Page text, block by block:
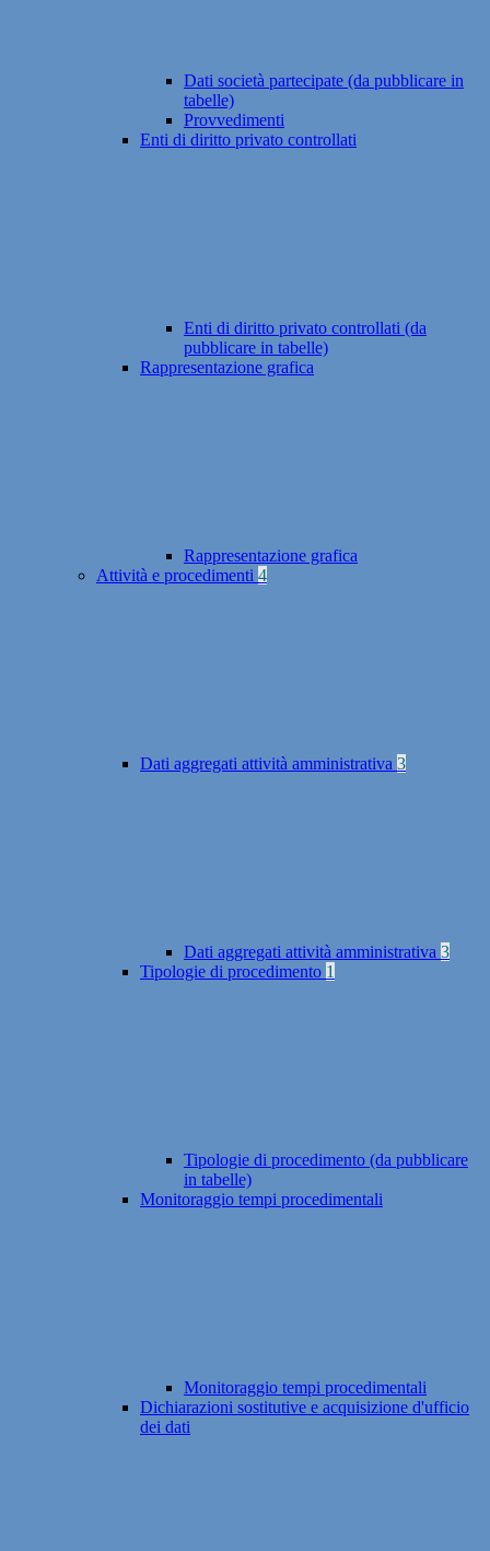
Dati società partecipate (da pubblicare in
tabelle)
Provvedimenti
Enti di diritto privato controllati
Enti di diritto privato controllati (da
pubblicare in tabelle)
Rappresentazione grafica
Rappresentazione grafica
Attività e procedimenti 4
Dati aggregati attività amministrativa 3
Dati aggregati attività amministrativa 3
Tipologie di procedimento 1
Tipologie di procedimento (da pubblicare
in tabelle)
Monitoraggio tempi procedimentali
Monitoraggio tempi procedimentali
Dichiarazioni sostitutive e acquisizione d'ufficio
dei dati